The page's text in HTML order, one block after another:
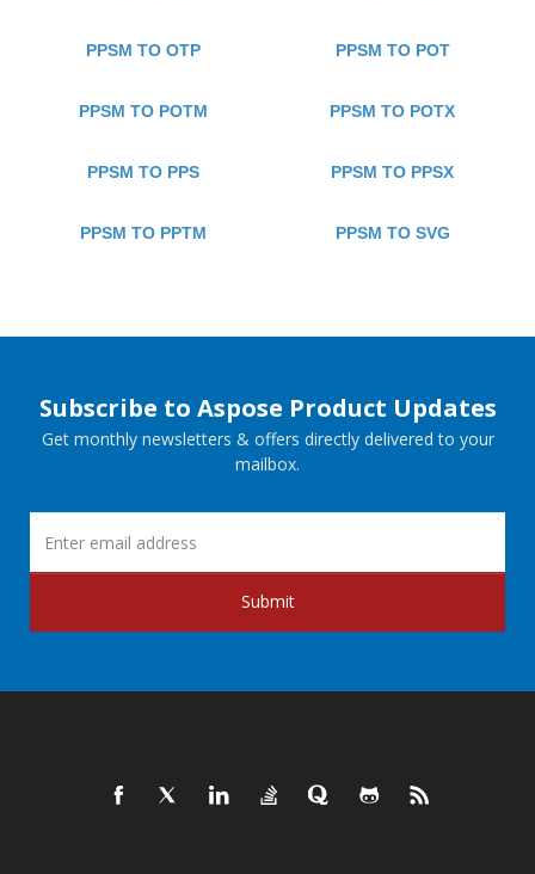
PPSM TO OTP PPSM TO POT
PPSM TO POTM PPSM TO POTX
PPSM TO PPS PPSM TO PPSX
PPSM TO PPTM PPSM TO SVG
Subscribe to Aspose Product Updates
Get monthly newsletters & offers directly delivered to your
mailbox.
Submit